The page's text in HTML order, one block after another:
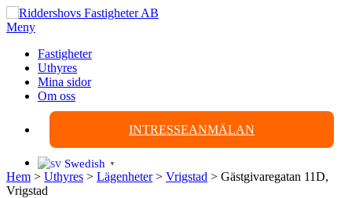
Hoppa
till
Meny
Fastigheter
Uthyres
Mina sidor
Om oss
INTRESSEANMÄLAN
Swedish ▼
Hem > Uthyres > Lägenheter> Vrigstad > Gästgivaregatan 11D,
Vrigstad